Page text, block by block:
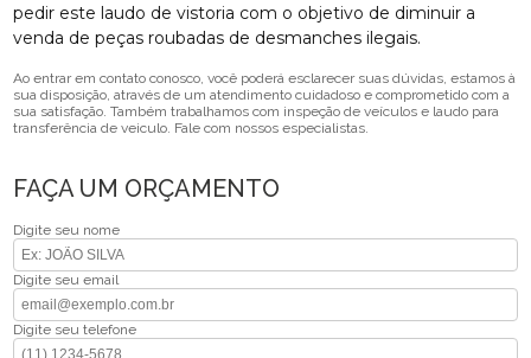
pedir este laudo de vistoria com o objetivo de diminuir a
venda de peças roubadas de desmanches ilegais.
Ao entrar em contato conosco, você poderá esclarecer suas dúvidas, estamos à
sua disposição, através de um atendimento cuidadoso e comprometido com a
sua satisfação. Também trabalhamos com inspeção de veículos e laudo para
transferência de veiculo. Fale com nossos especialistas.
FAÇA UM ORÇAMENTO
Digite seu nome
Digite seu email
Digite seu telefone